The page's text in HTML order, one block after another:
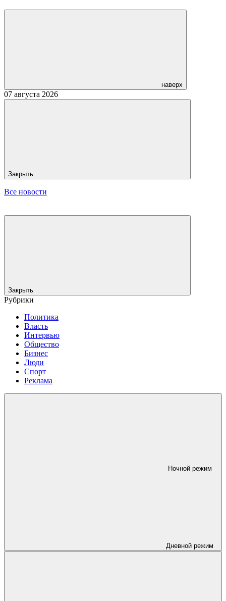
наверх
07 августа 2026
Закрыть
Все новости
Закрыть
Рубрики
Политика
Власть
Интервью
Общество
Бизнес
Люди
Спорт
Реклама
Ночной режим
Дневной режим